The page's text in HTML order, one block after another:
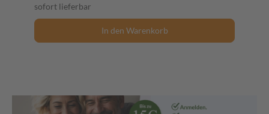
sofort lieferbar
In den Warenkorb